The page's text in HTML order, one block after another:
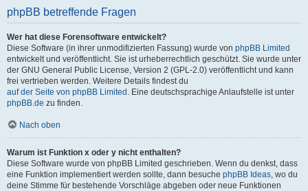
phpBB betreffende Fragen
Wer hat diese Forensoftware entwickelt?
Diese Software (in ihrer unmodifizierten Fassung) wurde von phpBB Limited
entwickelt und veröffentlicht. Sie ist urheberrechtlich geschützt. Sie wurde unter
der GNU General Public License, Version 2 (GPL-2.0) veröffentlicht und kann
frei vertrieben werden. Weitere Details findest du
auf der Seite von phpBB Limited . Eine deutschsprachige Anlaufstelle ist unter
phpBB.de zu finden.
Nach oben
Warum ist Funktion x oder y nicht enthalten?
Diese Software wurde von phpBB Limited geschrieben. Wenn du denkst, dass
eine Funktion implementiert werden sollte, dann besuche phpBB Ideas, wo du
deine Stimme für bestehende Vorschläge abgeben oder neue Funktionen